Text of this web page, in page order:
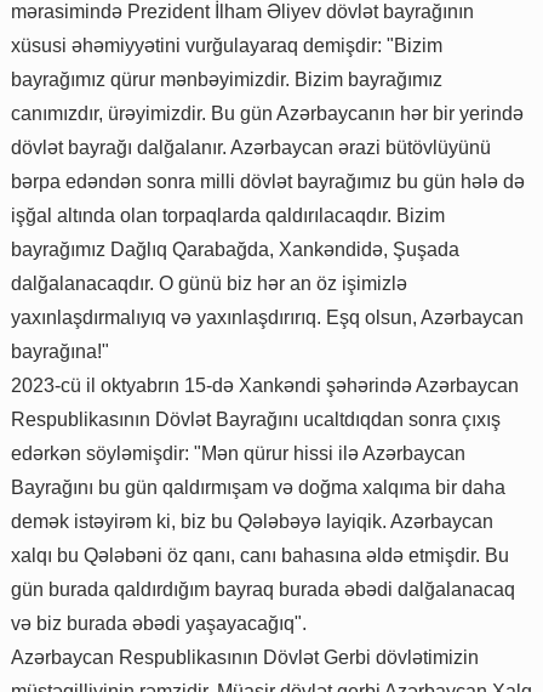
mərasimində Prezident İlham Əliyev dövlət bayrağının
xüsusi əhəmiyyətini vurğulayaraq demişdir: "Bizim
bayrağımız qürur mənbəyimizdir. Bizim bayrağımız
canımızdır, ürəyimizdir. Bu gün Azərbaycanın hər bir yerində
dövlət bayrağı dalğalanır. Azərbaycan ərazi bütövlüyünü
bərpa edəndən sonra milli dövlət bayrağımız bu gün hələ də
işğal altında olan torpaqlarda qaldırılacaqdır. Bizim
bayrağımız Dağlıq Qarabağda, Xankəndidə, Şuşada
dalğalanacaqdır. O günü biz hər an öz işimizlə
yaxınlaşdırmalıyıq və yaxınlaşdırırıq. Eşq olsun, Azərbaycan
bayrağına!"
2023-cü il oktyabrın 15-də Xankəndi şəhərində Azərbaycan
Respublikasının Dövlət Bayrağını ucaltdıqdan sonra çıxış
edərkən söyləmişdir: "Mən qürur hissi ilə Azərbaycan
Bayrağını bu gün qaldırmışam və doğma xalqıma bir daha
demək istəyirəm ki, biz bu Qələbəyə layiqik. Azərbaycan
xalqı bu Qələbəni öz qanı, canı bahasına əldə etmişdir. Bu
gün burada qaldırdığım bayraq burada əbədi dalğalanacaq
və biz burada əbədi yaşayacağıq".
Azərbaycan Respublikasının Dövlət Gerbi dövlətimizin